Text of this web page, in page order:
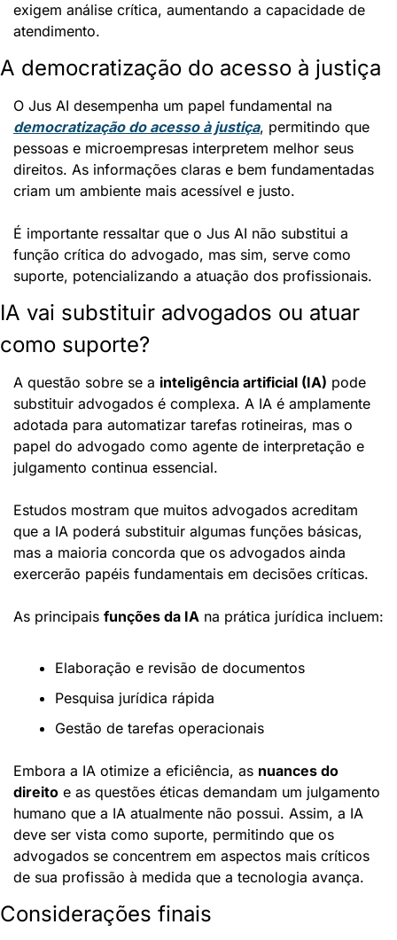
exigem análise crítica, aumentando a capacidade de
atendimento.
A democratização do acesso à justiça
democratização do acesso à justiça, permitindo que
pessoas e microempresas interpretem melhor seus
direitos. As informações claras e bem fundamentadas
criam um ambiente mais acessível e justo.
É importante ressaltar que o Jus AI não substitui a
função crítica do advogado, mas sim, serve como
suporte, potencializando a atuação dos profissionais.
IA vai substituir advogados ou atuar
como suporte?
A questão sobre se a inteligência artificial (IA) pode
substituir advogados é complexa. A IA é amplamente
adotada para automatizar tarefas rotineiras, mas o
papel do advogado como agente de interpretação e
julgamento continua essencial.
Estudos mostram que muitos advogados acreditam
que a IA poderá substituir algumas funções básicas,
mas a maioria concorda que os advogados ainda
exercerão papéis fundamentais em decisões críticas.
As principais funções da IA na prática jurídica incluem:
Elaboração e revisão de documentos
Pesquisa jurídica rápida
Gestão de tarefas operacionais
Embora a IA otimize a eficiência, as nuances do
direito e as questões éticas demandam um julgamento
humano que a IA atualmente não possui. Assim, a IA
deve ser vista como suporte, permitindo que os
advogados se concentrem em aspectos mais críticos
de sua profissão à medida que a tecnologia avança.
Considerações finais